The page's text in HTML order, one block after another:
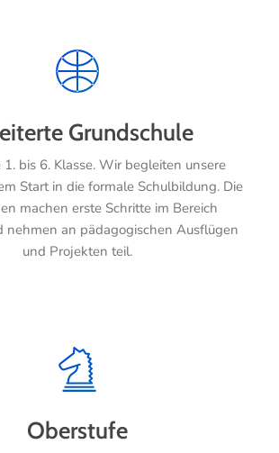
Grundschule
bis 6. Klasse. Wir begleiten unsere
Start in die formale Schulbildung. Die
machen erste Schritte im Bereich
nehmen an pädagogischen Ausflügen
und Projekten teil.
Oberstufe